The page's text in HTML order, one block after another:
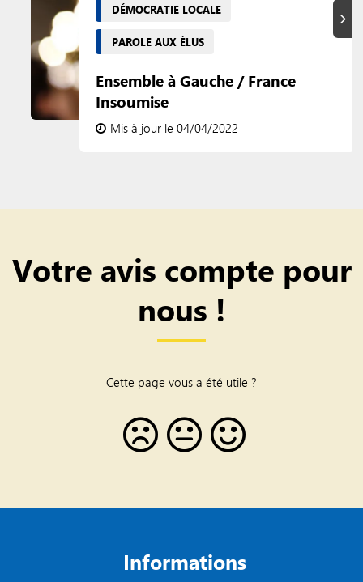
DÉMOCRATIE LOCALE
PAROLE AUX ÉLUS
Ensemble à Gauche / France
Insoumise
Mis à jour le 04/04/2022
Votre avis compte pour
nous !
Cette page vous a été utile ?
Informations